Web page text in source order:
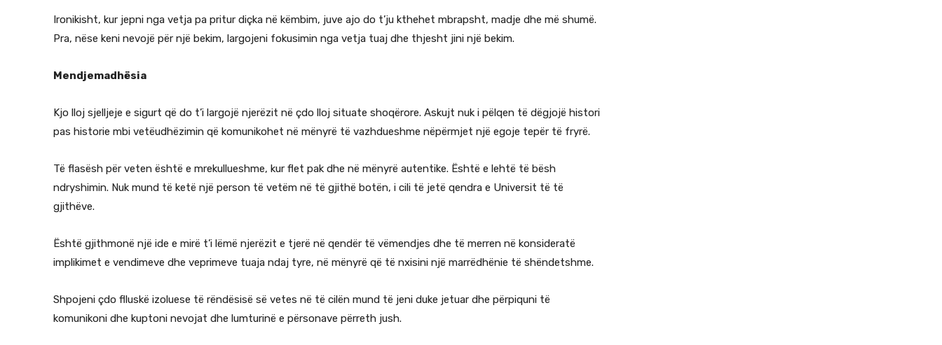
Ironikisht, kur jepni nga vetja pa pritur diçka në këmbim, juve ajo do t’ju kthehet mbrapsht, madje dhe më shumë.
Pra, nëse keni nevojë për një bekim, largojeni fokusimin nga vetja tuaj dhe thjesht jini një bekim.
Mendjemadhësia
Kjo lloj sjelljeje e sigurt që do t’i largojë njerëzit në çdo lloj situate shoqërore. Askujt nuk i pëlqen të dëgjojë histori
pas historie mbi vetëudhëzimin që komunikohet në mënyrë të vazhdueshme nëpërmjet një egoje tepër të fryrë.
Të flasësh për veten është e mrekullueshme, kur flet pak dhe në mënyrë autentike. Është e lehtë të bësh
ndryshimin. Nuk mund të ketë një person të vetëm në të gjithë botën, i cili të jetë qendra e Universit të të
gjithëve.
Është gjithmonë një ide e mirë t’i lëmë njerëzit e tjerë në qendër të vëmendjes dhe të merren në konsideratë
implikimet e vendimeve dhe veprimeve tuaja ndaj tyre, në mënyrë që të nxisini një marrëdhënie të shëndetshme.
Shpojeni çdo flluskë izoluese të rëndësisë së vetes në të cilën mund të jeni duke jetuar dhe përpiquni të
komunikoni dhe kuptoni nevojat dhe lumturinë e përsonave përreth jush.